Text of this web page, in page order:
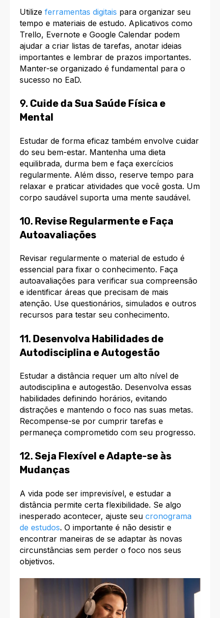
Utilize ferramentas digitais para organizar seu
tempo e materiais de estudo. Aplicativos como
Trello, Evernote e Google Calendar podem
ajudar a criar listas de tarefas, anotar ideias
importantes e lembrar de prazos importantes.
Manter-se organizado é fundamental para o
sucesso no EaD.
9. Cuide da Sua Saúde Física e
Mental
Estudar de forma eficaz também envolve cuidar
do seu bem-estar. Mantenha uma dieta
equilibrada, durma bem e faça exercícios
regularmente. Além disso, reserve tempo para
relaxar e praticar atividades que você gosta. Um
corpo saudável suporta uma mente saudável.
10. Revise Regularmente e Faça
Autoavaliações
Revisar regularmente o material de estudo é
essencial para fixar o conhecimento. Faça
autoavaliações para verificar sua compreensão
e identificar áreas que precisam de mais
atenção. Use questionários, simulados e outros
recursos para testar seu conhecimento.
11. Desenvolva Habilidades de
Autodisciplina e Autogestão
Estudar a distância requer um alto nível de
autodisciplina e autogestão. Desenvolva essas
habilidades definindo horários, evitando
distrações e mantendo o foco nas suas metas.
Recompense-se por cumprir tarefas e
permaneça comprometido com seu progresso.
12. Seja Flexível e Adapte-se às
Mudanças
A vida pode ser imprevisível, e estudar a
distância permite certa flexibilidade. Se algo
inesperado acontecer, ajuste seu cronograma
de estudos. O importante é não desistir e
encontrar maneiras de se adaptar às novas
circunstâncias sem perder o foco nos seus
objetivos.